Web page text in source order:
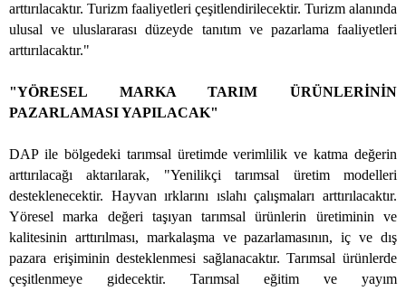
arttırılacaktır. Turizm faaliyetleri çeşitlendirilecektir. Turizm alanında
ulusal ve uluslararası düzeyde tanıtım ve pazarlama faaliyetleri
arttırılacaktır."
"YÖRESEL MARKA TARIM ÜRÜNLERİNİN
PAZARLAMASI YAPILACAK"
DAP ile bölgedeki tarımsal üretimde verimlilik ve katma değerin
arttırılacağı aktarılarak, "Yenilikçi tarımsal üretim modelleri
desteklenecektir. Hayvan ırklarını ıslahı çalışmaları arttırılacaktır.
Yöresel marka değeri taşıyan tarımsal ürünlerin üretiminin ve
kalitesinin arttırılması, markalaşma ve pazarlamasının, iç ve dış
pazara erişiminin desteklenmesi sağlanacaktır. Tarımsal ürünlerde
çeşitlenmeye gidecektir. Tarımsal eğitim ve yayım